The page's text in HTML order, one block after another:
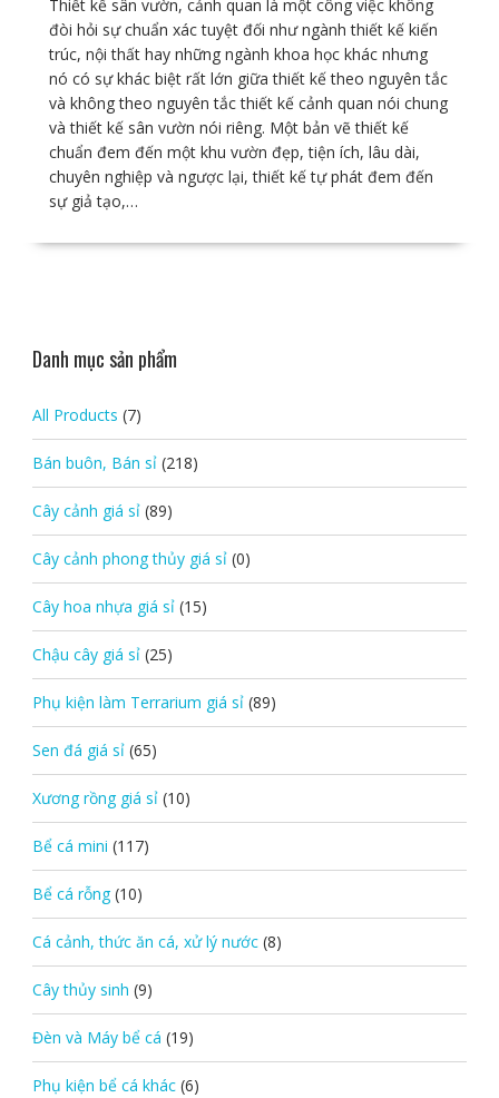
Thiết kế sân vườn, cảnh quan là một công việc không
đòi hỏi sự chuẩn xác tuyệt đối như ngành thiết kế kiến
trúc, nội thất hay những ngành khoa học khác nhưng
nó có sự khác biệt rất lớn giữa thiết kế theo nguyên tắc
và không theo nguyên tắc thiết kế cảnh quan nói chung
và thiết kế sân vườn nói riêng. Một bản vẽ thiết kế
chuẩn đem đến một khu vườn đẹp, tiện ích, lâu dài,
chuyên nghiệp và ngược lại, thiết kế tự phát đem đến
sự giả tạo,…
Danh mục sản phẩm
All Products (7)
Bán buôn, Bán sỉ (218)
Cây cảnh giá sỉ (89)
Cây cảnh phong thủy giá sỉ (0)
Cây hoa nhựa giá sỉ (15)
Chậu cây giá sỉ (25)
Phụ kiện làm Terrarium giá sỉ (89)
Sen đá giá sỉ (65)
Xương rồng giá sỉ (10)
Bể cá mini (117)
Bể cá rỗng (10)
Cá cảnh, thức ăn cá, xử lý nước (8)
Cây thủy sinh (9)
Đèn và Máy bể cá (19)
Phụ kiện bể cá khác (6)